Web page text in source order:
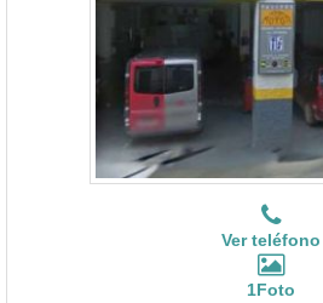
Ver teléfono
1Foto